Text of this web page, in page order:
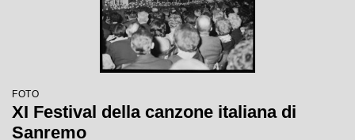
FOTO
XI Festival della canzone italiana di
Sanremo